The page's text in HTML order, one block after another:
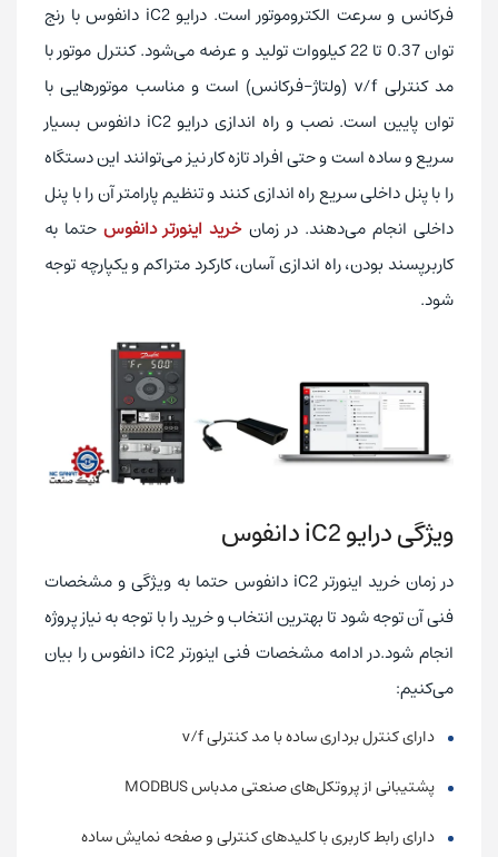
فرکانس و سرعت الکتروموتور است. درایو iC2 دانفوس با رنج
توان 0.37 تا 22 کیلووات تولید و عرضه می‌شود. کنترل موتور با
مد کنترلی v/f (ولتاژ-فرکانس) است و مناسب موتورهایی با
توان پایین است. نصب و راه اندازی درایو iC2 دانفوس بسیار
سریع و ساده است و حتی افراد تازه کار نیز می‌توانند این دستگاه
را با پنل داخلی سریع راه اندازی کنند و تنظیم پارامتر آن را با پنل
داخلی انجام می‌دهند. در زمانخرید اینورتر دانفوسحتما به
کاربرپسند بودن، راه اندازی آسان، کارکرد متراکم و یکپارچه توجه
شود.
ویژگی درایوiC2دانفوس
در زمان خرید اینورتر iC2 دانفوس حتما به ویژگی و مشخصات
فنی آن توجه شود تا بهترین انتخاب و خرید را با توجه به نیاز پروژه
انجام شود.در ادامه مشخصات فنی اینورتر iC2 دانفوس را بیان
می‌کنیم:
دارای کنترل برداری ساده با مد کنترلی v/f
پشتیبانی از پروتکل‌های صنعتی مدباس MODBUS
دارای رابط کاربری با کلیدهای کنترلی و صفحه نمایش ساده